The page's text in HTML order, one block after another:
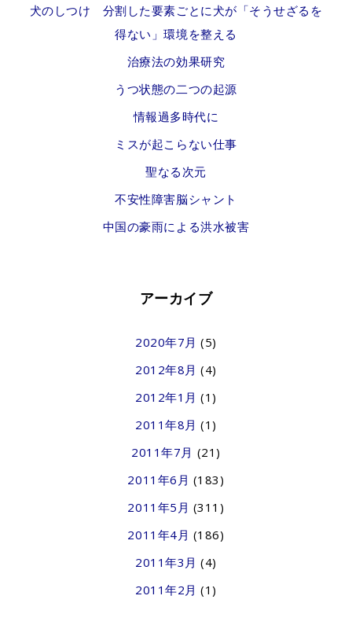
犬のしつけ 分割した要素ごとに犬が「そうせざるを
得ない」環境を整える
治療法の効果研究
うつ状態の二つの起源
情報過多時代に
ミスが起こらない仕事
聖なる次元
不安性障害脳シャント
中国の豪雨による洪水被害
アーカイブ
2020年7月 (5)
2012年8月 (4)
2012年1月 (1)
2011年8月 (1)
2011年7月 (21)
2011年6月 (183)
2011年5月 (311)
2011年4月 (186)
2011年3月 (4)
2011年2月 (1)